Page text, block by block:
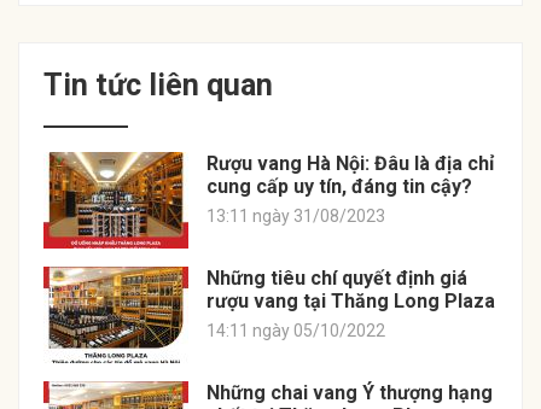
Tin tức liên quan
Rượu vang Hà Nội: Đâu là địa chỉ
cung cấp uy tín, đáng tin cậy?
13:11 ngày 31/08/2023
Những tiêu chí quyết định giá
rượu vang tại Thăng Long Plaza
14:11 ngày 05/10/2022
Những chai vang Ý thượng hạng